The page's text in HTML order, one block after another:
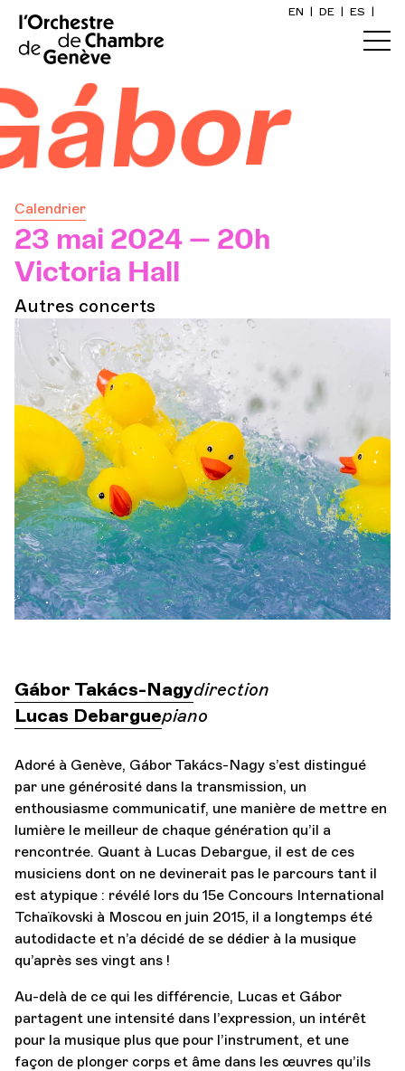
EN DE ES
Calendrier
23 mai 2024 — 20h
Victoria Hall
Autres concerts
Gábor Takács-Nagydirection
Lucas Debarguepiano
Adoré à Genève, Gábor Takács-Nagy s’est distingué
par une générosité dans la transmission, un
enthousiasme communicatif, une manière de mettre en
lumière le meilleur de chaque génération qu’il a
rencontrée. Quant à Lucas Debargue, il est de ces
musiciens dont on ne devinerait pas le parcours tant il
est atypique : révélé lors du 15e Concours International
Tchaïkovski à Moscou en juin 2015, il a longtemps été
autodidacte et n’a décidé de se dédier à la musique
qu’après ses vingt ans !
Au-delà de ce qui les différencie, Lucas et Gábor
partagent une intensité dans l’expression, un intérêt
pour la musique plus que pour l’instrument, et une
façon de plonger corps et âme dans les œuvres qu’ils
Accueil
Calendrier
Infos pratiques
Explorer
Orchestre et musiciens
L'OCG
Espace Pro
Se connecter